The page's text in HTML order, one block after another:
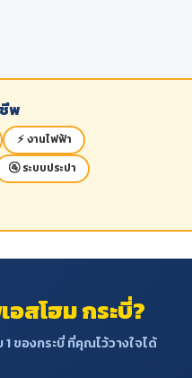
พ
⚡ งานไฟฟ้า
🚰 ระบบประปา
อสโฮม กระบี่?
ของกระบี่ ที่คุณไว้วางใจได้